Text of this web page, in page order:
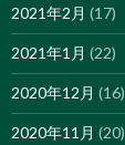
2021年2月 (17)
2021年1月 (22)
2020年12月 (16)
2020年11月 (20)